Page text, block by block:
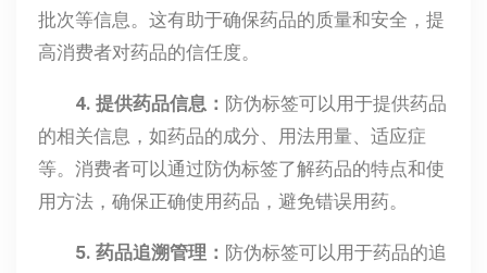
批次等信息。这有助于确保药品的质量和安全，提
高消费者对药品的信任度。
4. 提供药品信息： 防伪标签可以用于提供药品
的相关信息，如药品的成分、用法用量、适应症
等。消费者可以通过防伪标签了解药品的特点和使
用方法，确保正确使用药品，避免错误用药。
5. 药品追溯管理： 防伪标签可以用于药品的追